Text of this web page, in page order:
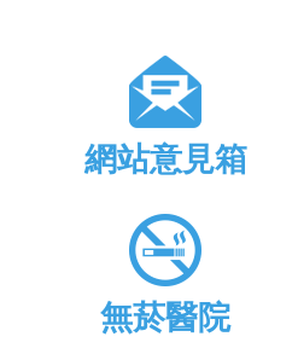
網站意見箱
無菸醫院